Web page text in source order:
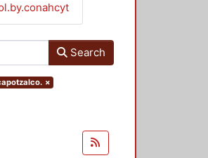
Search
×